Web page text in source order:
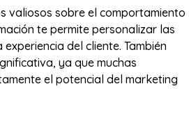
valiosos sobre el comportamiento
te permite personalizar las
del cliente. También
ya que muchas
el potencial del marketing